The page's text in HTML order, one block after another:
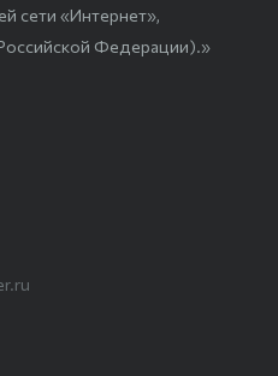
сети «Интернет»,
Федерации).»